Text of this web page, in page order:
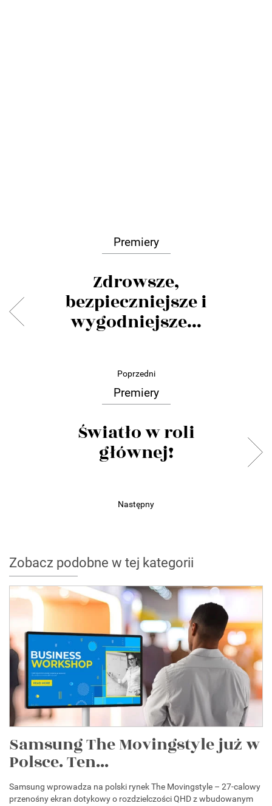
Premiery
Zdrowsze,
bezpieczniejsze i
wygodniejsze...
Poprzedni
Premiery
Światło w roli
głównej!
Następny
Zobacz podobne w tej kategorii
Samsung The Movingstyle już w
Polsce. Ten...
Samsung wprowadza na polski rynek The Movingstyle – 27-calowy
przenośny ekran dotykowy o rozdzielczości QHD z wbudowanym